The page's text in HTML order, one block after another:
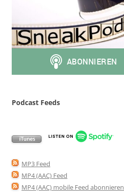
Podcast Feeds
MP3 Feed
MP4 (AAC) Feed
MP4 (AAC) mobile Feed abonnieren